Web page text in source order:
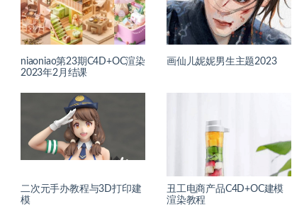
niaoniao第23期C4D+OC渲染
2023年2月结课
画仙儿妮妮男生主题2023
二次元手办教程与3D打印建
模
丑工电商产品C4D+OC建模
渲染教程